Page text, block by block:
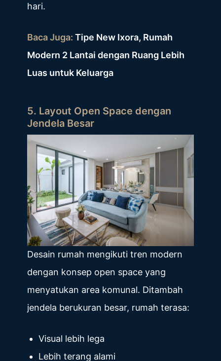
hari.
Baca Juga: Tipe New Ixora, Rumah
Modern 2 Lantai dengan Ruang Lebih
Luas untuk Keluarga
5. Layout Open Space dengan
Jendela Besar
Desain rumah mengikuti tren modern
dengan konsep open space yang
menyatukan area komunal. Ditambah
jendela berukuran besar, rumah terasa:
Visual lebih lega
Lebih terang alami